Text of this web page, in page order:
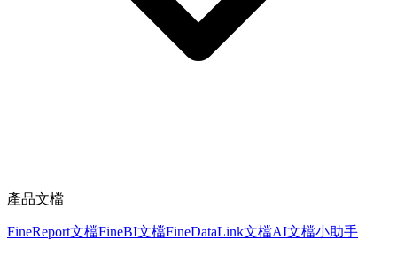
產品文檔
FineReport文檔FineBI文檔FineDataLink文檔AI文檔小助手